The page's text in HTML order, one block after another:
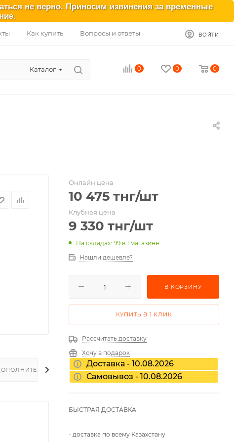
не верно. Приносим извинения за временные
Как купить Вопросы и ответы ВОЙТИ
Каталог 0 0 0
Онлайн цена
10 475 тнг/шт
Клубная цена
9 330 тнг/шт
На складах: 99 в 1 магазине
Нашли дешевле?
В КОРЗИНУ
КУПИТЬ В 1 КЛИК
Рассчитать доставку
Хочу в подарок
Доставка - 10.08.2026
Самовывоз - 10.08.2026
БЫСТРАЯ ДОСТАВКА
- доставка по всему Казахстану